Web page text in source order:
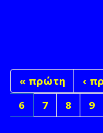
« πρώτη ‹
6
7 8 9